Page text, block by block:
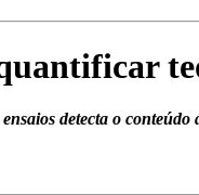
detecta o